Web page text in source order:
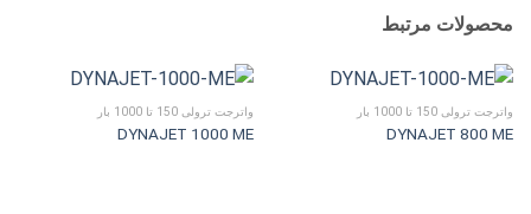
محصولات مرتبط
واترجت ترولی 150 تا 1000 بار
DYNAJET 800 ME
واترجت ترولی 150 تا 1000 بار
DYNAJET 1000 ME